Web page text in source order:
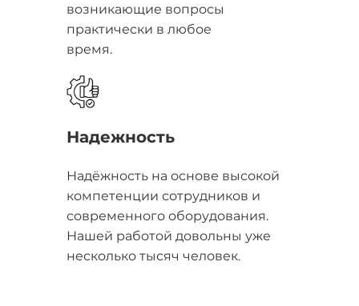
возникающие вопросы
практически в любое
время.
Надежность
Надёжность на основе высокой
компетенции сотрудников и
современного оборудования.
Нашей работой довольны уже
несколько тысяч человек.